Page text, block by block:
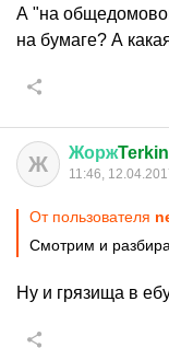
А "на
на бумаге? А
Ж ЖоржTerkin
11:46,
От пользователя
Смотрим и
Ну и грязища в